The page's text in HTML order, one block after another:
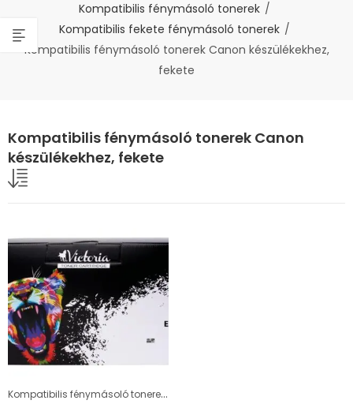
Kompatibilis fénymásoló tonerek
Kompatibilis fekete fénymásoló tonerek
Kompatibilis fénymásoló tonerek Canon készülékekhez,
fekete
Kompatibilis fénymásoló tonerek Canon
készülékekhez, fekete
Kompatibilis fénymásoló tonerek Canon készülékekhez, fekete